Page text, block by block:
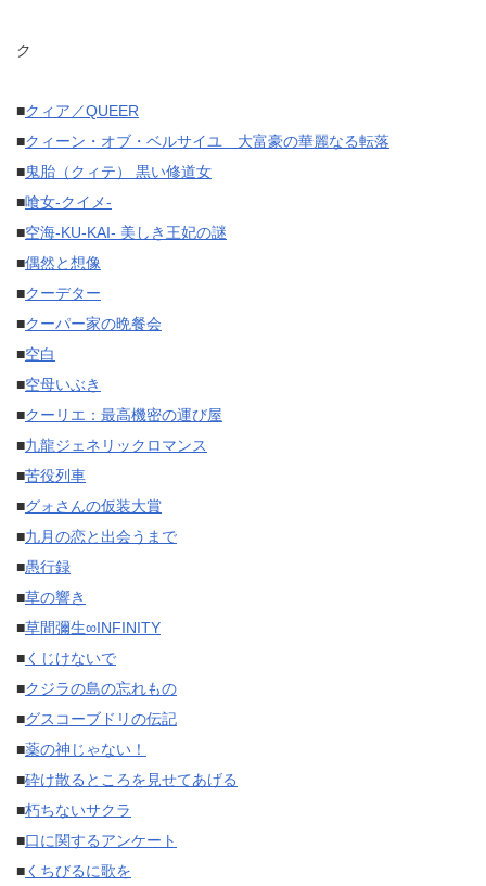
ク
■クィア／QUEER
■クィーン・オブ・ベルサイユ 大富豪の華麗なる転落
■鬼胎（クィテ） 黒い修道女
■喰女-クイメ-
■空海-KU-KAI- 美しき王妃の謎
■偶然と想像
■クーデター
■クーパー家の晩餐会
■空白
■空母いぶき
■クーリエ：最高機密の運び屋
■九龍ジェネリックロマンス
■苦役列車
■グォさんの仮装大賞
■九月の恋と出会うまで
■愚行録
■草の響き
■草間彌生∞INFINITY
■くじけないで
■クジラの島の忘れもの
■グスコーブドリの伝記
■薬の神じゃない！
■砕け散るところを見せてあげる
■朽ちないサクラ
■口に関するアンケート
■くちびるに歌を